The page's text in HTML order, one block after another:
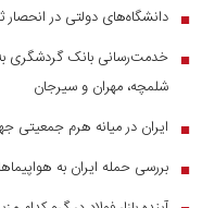
■ دانشگاه‌های دولتی در انحصار
■
شلمچه، مهران و سیرجان
■ ایران در میانه هرم جمعیتی
■ بررسی حمله ایران به